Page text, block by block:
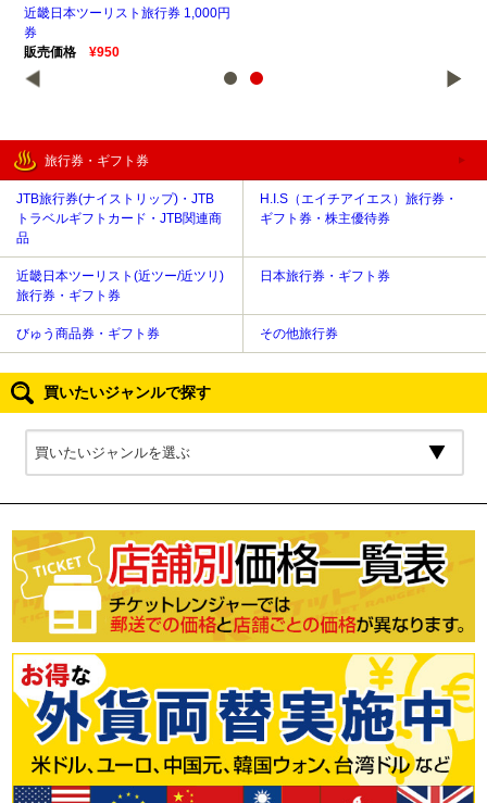
近畿日本ツーリスト旅行券 1,000円
券
販売価格
¥950
旅行券・ギフト券
JTB旅行券(ナイストリップ)・JTB
トラベルギフトカード・JTB関連商
品
H.I.S（エイチアイエス）旅行券・
ギフト券・株主優待券
近畿日本ツーリスト(近ツー/近ツリ)
旅行券・ギフト券
日本旅行券・ギフト券
びゅう商品券・ギフト券 その他旅行券
買いたいジャンルで探す